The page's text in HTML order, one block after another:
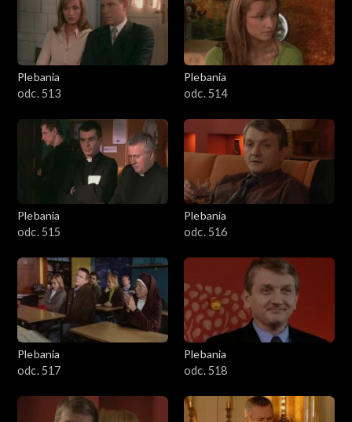
Plebania
odc. 513
Plebania
odc. 514
Plebania
odc. 515
Plebania
odc. 516
Plebania
odc. 517
Plebania
odc. 518